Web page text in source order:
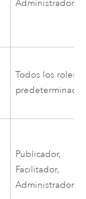
Administrador
Todos los roles
Publicador,
Facilitador,
Administrador